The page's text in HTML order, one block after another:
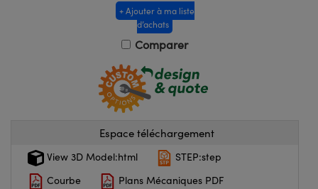
Optiques de SCHOTT
+ Ajouter à ma liste
d’achats
Comparer
Espace téléchargement
View 3D Model:html
STEP:step
Courbe
Plans Mécaniques PDF